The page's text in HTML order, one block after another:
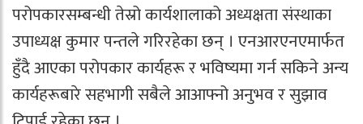
परोपकारसम्बन्धी तेस्रो कार्यशालाको अध्यक्षता संस्थाका
उपाध्यक्ष कुमार पन्तले गरिरहेका छन् । एनआरएनएमार्फत
हुँदै आएका परोपकार कार्यहरू र भविष्यमा गर्न सकिने अन्य
कार्यहरूबारे सहभागी सबैले आआफ्नो अनुभव र सुझाव